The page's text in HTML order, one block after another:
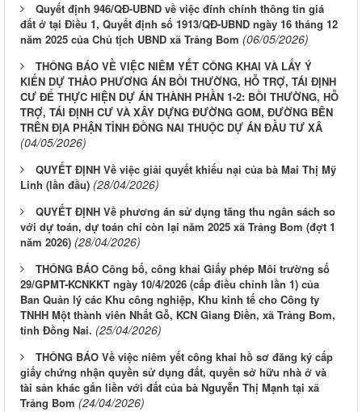
Quyết định 946/QĐ-UBND về việc đính chính thông tin giá
đất ở tại Điều 1, Quyết định số 1913/QĐ-UBND ngày 16 tháng 12
năm 2025 của Chủ tịch UBND xã Trảng Bom (06/05/2026)
THÔNG BÁO VỀ VIỆC NIÊM YẾT CÔNG KHAI VÀ LẤY Ý
KIẾN DỰ THẢO PHƯƠNG ÁN BỒI THƯỜNG, HỖ TRỢ, TÁI ĐỊNH
CƯ ĐỂ THỰC HIỆN DỰ ÁN THÀNH PHẦN 1-2: BỒI THƯỜNG, HỖ
TRỢ, TÁI ĐỊNH CƯ VÀ XÂY DỰNG ĐƯỜNG GOM, ĐƯỜNG BÊN
TRÊN ĐỊA PHẬN TỈNH ĐỒNG NAI THUỘC DỰ ÁN ĐẦU TƯ XÂ
(04/05/2026)
QUYẾT ĐỊNH Về việc giải quyết khiếu nại của bà Mai Thị Mỹ
Linh (lần đầu) (28/04/2026)
QUYẾT ĐỊNH Về phương án sử dụng tăng thu ngân sách so
với dự toán, dự toán chi còn lại năm 2025 xã Trảng Bom (đợt 1
năm 2026) (28/04/2026)
THÔNG BÁO Công bố, công khai Giấy phép Môi trường số
29/GPMT-KCNKKT ngày 10/4/2026 (cấp điều chỉnh lần 1) của
Ban Quản lý các Khu công nghiệp, Khu kinh tế cho Công ty
TNHH Một thành viên Nhất Gỗ, KCN Giang Điền, xã Trảng Bom,
tỉnh Đồng Nai. (25/04/2026)
THÔNG BÁO Về việc niêm yết công khai hồ sơ đăng ký cấp
giấy chứng nhận quyền sử dụng đất, quyền sở hữu nhà ở và
tài sản khác gắn liền với đất của bà Nguyễn Thị Mạnh tại xã
Trảng Bom (24/04/2026)